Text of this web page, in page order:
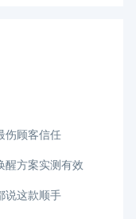
伤顾客信任
醒方案实测有效
说这款顺手